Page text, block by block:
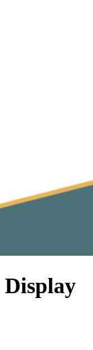
Display